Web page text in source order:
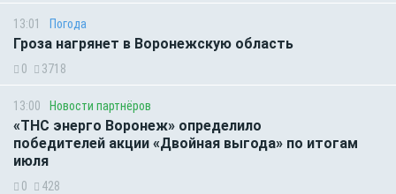
13:01 Погода
Гроза нагрянет в Воронежскую область
0 3718
13:00 Новости партнёров
«ТНС энерго Воронеж» определило
победителей акции «Двойная выгода» по итогам
июля
0 428